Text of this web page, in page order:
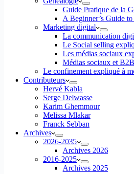
Guide Pratique de la
A Beginner’s Guide
Marketing digital
La communication
Le Social selling
Les médias sociaux
Médias sociaux et B2B
Le confinement expliqué à
Contributeurs
Hervé Kabla
Serge Delwasse
Karim Ghemmour
Melissa Mlakar
Franck Sebban
Archives
2026-2035
Archives 2026
2016-2025
Archives 2025